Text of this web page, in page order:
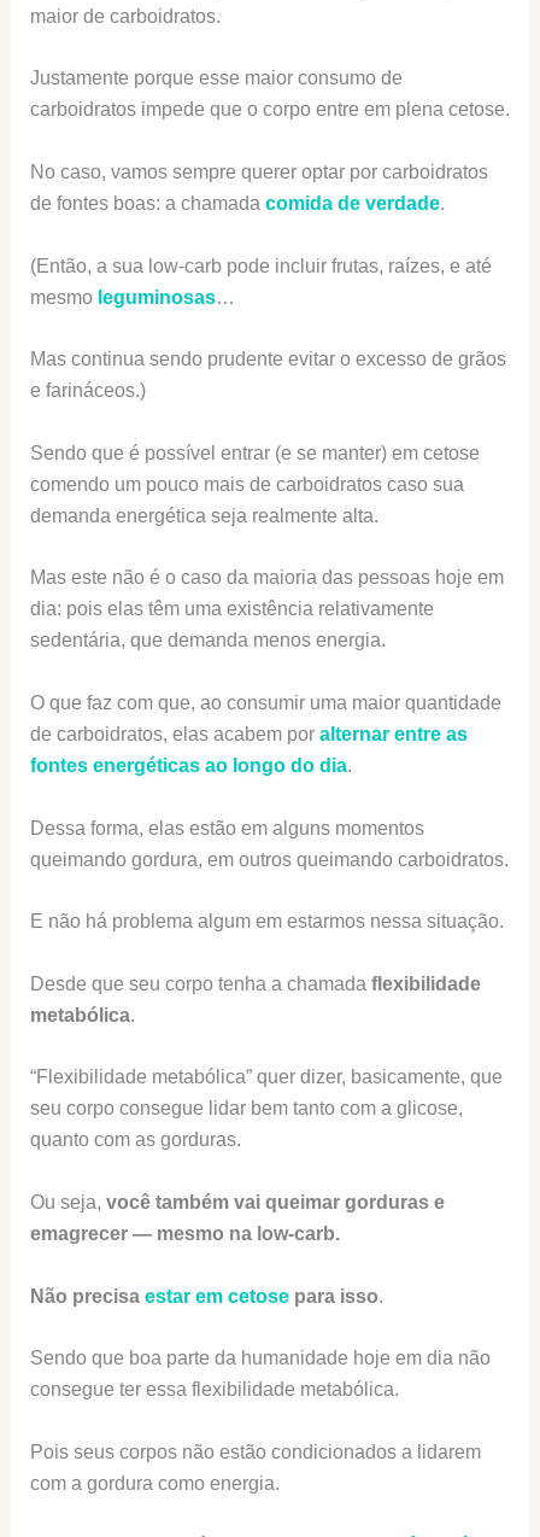
maior de carboidratos.
Justamente porque esse maior consumo de
carboidratos impede que o corpo entre em plena cetose.
No caso, vamos sempre querer optar por carboidratos
de fontes boas: a chamada comida de verdade.
(Então, a sua low-carb pode incluir frutas, raízes, e até
mesmo leguminosas…
Mas continua sendo prudente evitar o excesso de grãos
e farináceos.)
Sendo que é possível entrar (e se manter) em cetose
comendo um pouco mais de carboidratos caso sua
demanda energética seja realmente alta.
Mas este não é o caso da maioria das pessoas hoje em
dia: pois elas têm uma existência relativamente
sedentária, que demanda menos energia.
O que faz com que, ao consumir uma maior quantidade
de carboidratos, elas acabem por alternar entre as
fontes energéticas ao longo do dia.
Dessa forma, elas estão em alguns momentos
queimando gordura, em outros queimando carboidratos.
E não há problema algum em estarmos nessa situação.
Desde que seu corpo tenha a chamada flexibilidade
metabólica.
“Flexibilidade metabólica” quer dizer, basicamente, que
seu corpo consegue lidar bem tanto com a glicose,
quanto com as gorduras.
Ou seja, você também vai queimar gorduras e
emagrecer — mesmo na low-carb.
Não precisa estar em cetosepara isso.
Sendo que boa parte da humanidade hoje em dia não
consegue ter essa flexibilidade metabólica.
Pois seus corpos não estão condicionados a lidarem
com a gordura como energia.